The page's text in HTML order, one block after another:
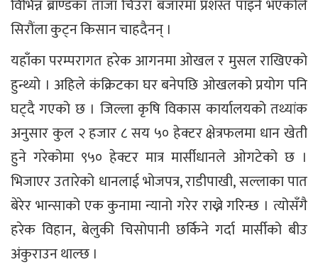
विभिन्न ब्राण्डका ताजा चिउरा बजारमा प्रशस्त पाइने भएकोले
सिरौंला कुट्न किसान चाहदैनन् ।
यहाँका परम्परागत हरेक आगनमा ओखल र मुसल राखिएको
हुन्थ्यो । अहिले कंक्रिटका घर बनेपछि ओखलको प्रयोग पनि
घट्दै गएको छ । जिल्ला कृषि विकास कार्यालयको तथ्यांक
अनुसार कुल २ हजार ८ सय ५० हेक्टर क्षेत्रफलमा धान खेती
हुने गरेकोमा ९५० हेक्टर मात्र मार्सीधानले ओगटेको छ ।
भिजाएर उतारेको धानलाई भोजपत्र, राडीपाखी, सल्लाका पात
बेरेर भान्साको एक कुनामा न्यानो गरेर राख्ने गरिन्छ । त्योसँगै
हरेक विहान, बेलुकी चिसोपानी छर्किने गर्दा मार्सीको बीउ
अंकुराउन थाल्छ ।